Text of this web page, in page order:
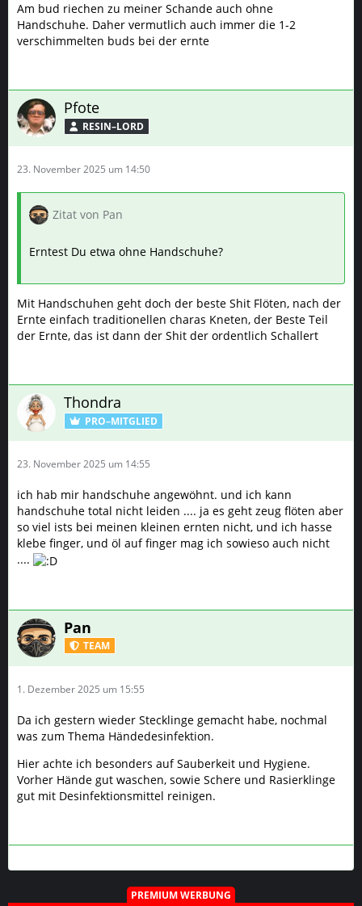
Am bud riechen zu meiner Schande auch ohne
Handschuhe. Daher vermutlich auch immer die 1-2
verschimmelten buds bei der ernte
Pfote
RESIN–LORD
23. November 2025 um 14:50
Zitat von Pan
Erntest Du etwa ohne Handschuhe?
Mit Handschuhen geht doch der beste Shit Flöten, nach der
Ernte einfach traditionellen charas Kneten, der Beste Teil
der Ernte, das ist dann der Shit der ordentlich Schallert
Thondra
PRO–MITGLIED
23. November 2025 um 14:55
ich hab mir handschuhe angewöhnt. und ich kann
handschuhe total nicht leiden .... ja es geht zeug flöten aber
so viel ists bei meinen kleinen ernten nicht, und ich hasse
klebe finger, und öl auf finger mag ich sowieso auch nicht
....
Pan
TEAM
1. Dezember 2025 um 15:55
Da ich gestern wieder Stecklinge gemacht habe, nochmal
was zum Thema Händedesinfektion.
Hier achte ich besonders auf Sauberkeit und Hygiene.
Vorher Hände gut waschen, sowie Schere und Rasierklinge
gut mit Desinfektionsmittel reinigen.
PREMIUM WERBUNG